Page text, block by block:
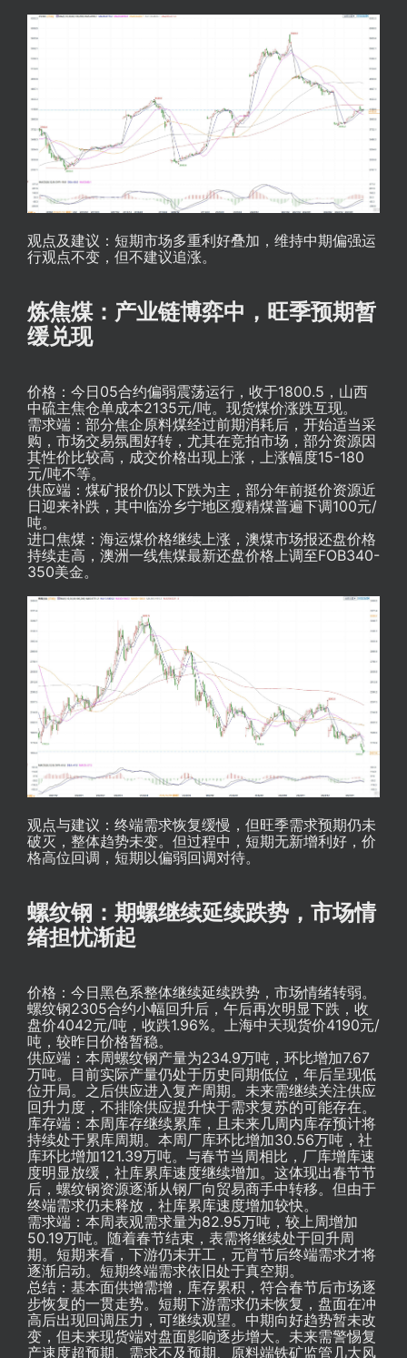
观点及建议：短期市场多重利好叠加，维持中期偏强运
行观点不变，但不建议追涨。
炼焦煤：产业链博弈中，旺季预期暂
缓兑现
价格：今日05合约偏弱震荡运行，收于1800.5，山西
中硫主焦仓单成本2135元/吨。现货煤价涨跌互现。
需求端：部分焦企原料煤经过前期消耗后，开始适当采
购，市场交易氛围好转，尤其在竞拍市场，部分资源因
其性价比较高，成交价格出现上涨，上涨幅度15-180
元/吨不等。
供应端：煤矿报价仍以下跌为主，部分年前挺价资源近
日迎来补跌，其中临汾乡宁地区瘦精煤普遍下调100元/
吨。
进口焦煤：海运煤价格继续上涨，澳煤市场报还盘价格
持续走高，澳洲一线焦煤最新还盘价格上调至FOB340-
350美金。
观点与建议：终端需求恢复缓慢，但旺季需求预期仍未
破灭，整体趋势未变。但过程中，短期无新增利好，价
格高位回调，短期以偏弱回调对待。
螺纹钢：期螺继续延续跌势，市场情
绪担忧渐起
价格：今日黑色系整体继续延续跌势，市场情绪转弱。
螺纹钢2305合约小幅回升后，午后再次明显下跌，收
盘价4042元/吨，收跌1.96%。上海中天现货价4190元/
吨，较昨日价格暂稳。
供应端：本周螺纹钢产量为234.9万吨，环比增加7.67
万吨。目前实际产量仍处于历史同期低位，年后呈现低
位开局。之后供应进入复产周期。未来需继续关注供应
回升力度，不排除供应提升快于需求复苏的可能存在。
库存端：本周库存继续累库，且未来几周内库存预计将
持续处于累库周期。本周厂库环比增加30.56万吨，社
库环比增加121.39万吨。与春节当周相比，厂库增库速
度明显放缓，社库累库速度继续增加。这体现出春节节
后，螺纹钢资源逐渐从钢厂向贸易商手中转移。但由于
终端需求仍未释放，社库累库速度增加较快。
需求端：本周表观需求量为82.95万吨，较上周增加
50.19万吨。随着春节结束，表需将继续处于回升周
期。短期来看，下游仍未开工，元宵节后终端需求才将
逐渐启动。短期终端需求依旧处于真空期。
总结：基本面供增需增，库存累积，符合春节后市场逐
步恢复的一贯走势。短期下游需求仍未恢复，盘面在冲
高后出现回调压力，可继续观望。中期向好趋势暂未改
变，但未来现货端对盘面影响逐步增大。未来需警惕复
产速度超预期、需求不及预期、原料端铁矿监管几大风